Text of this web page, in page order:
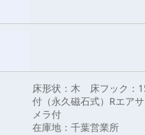
床形状：木 床フック：
付（永久磁石式）Rエア
メラ付
在庫地：千葉営業所